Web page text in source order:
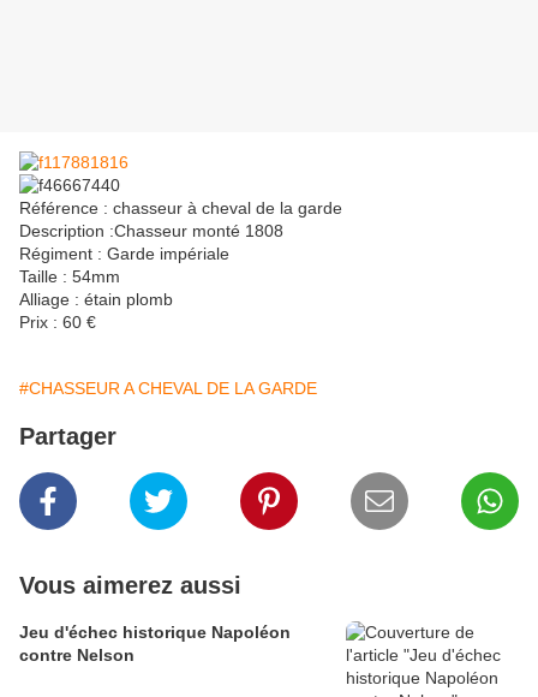
Référence : chasseur à cheval de la garde
Description :Chasseur monté 1808
Régiment : Garde impériale
Taille : 54mm
Alliage : étain plomb
Prix : 60 €
#CHASSEUR A CHEVAL DE LA GARDE
Partager
Vous aimerez aussi
Jeu d'échec historique Napoléon
contre Nelson